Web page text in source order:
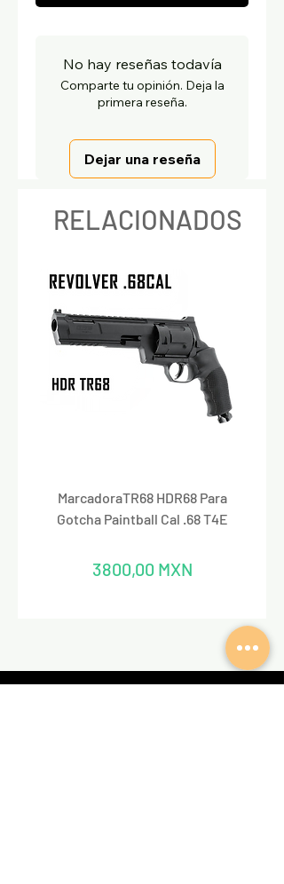
No hay reseñas todavía
Comparte tu opinión. Deja la
primera reseña.
Dejar una reseña
RELACIONADOS
MarcadoraTR68 HDR68 Para
Gotcha Paintball Cal .68 T4E
Precio
3800,00 MXN